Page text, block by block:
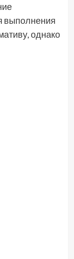
выполнения
однако